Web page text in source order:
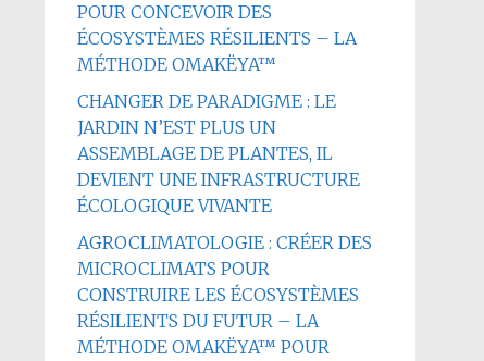
POUR CONCEVOIR DES
ÉCOSYSTÈMES RÉSILIENTS – LA
MÉTHODE OMAKËYA™
CHANGER DE PARADIGME : LE
JARDIN N’EST PLUS UN
ASSEMBLAGE DE PLANTES, IL
DEVIENT UNE INFRASTRUCTURE
ÉCOLOGIQUE VIVANTE
AGROCLIMATOLOGIE : CRÉER DES
MICROCLIMATS POUR
CONSTRUIRE LES ÉCOSYSTÈMES
RÉSILIENTS DU FUTUR – LA
MÉTHODE OMAKËYA™ POUR